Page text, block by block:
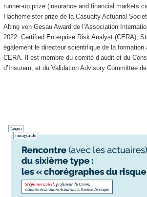
runner-up prize (insurance and financial markets
Hachemeister prize de la Casualty Actuarial
Alting von Gesau Award de l’Association
2022. Certified Enterprise Risk Analyst (CERA),
également le directeur scientifique de la formation
CERA. Il est membre du comité d’audit et du
d’Insurem, et du Validation Advisory Committee de